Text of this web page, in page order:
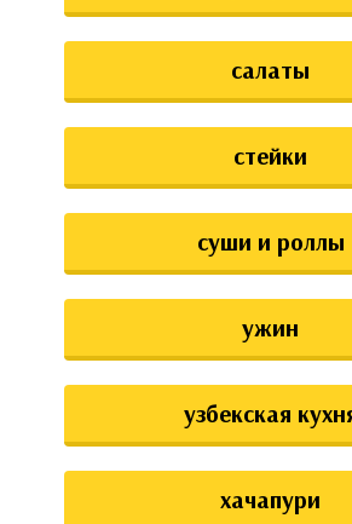
салаты
стейки
суши и роллы
ужин
узбекская
хачапури